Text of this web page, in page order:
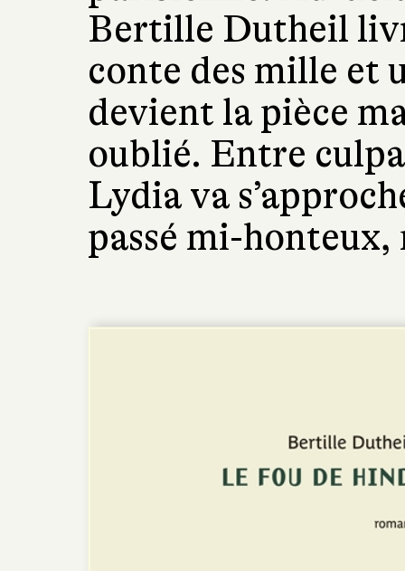
Bertille Dutheil
conte des mille et
devient la pièce
oublié. Entre
Lydia va
passé mi-